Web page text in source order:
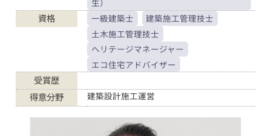
資格 一級建築士
建築施工管理技士
土木施工管理技士
ヘリテージマネージャー
エコ住宅アドバイザー
受賞歴
得意分野
建築設計施工運営